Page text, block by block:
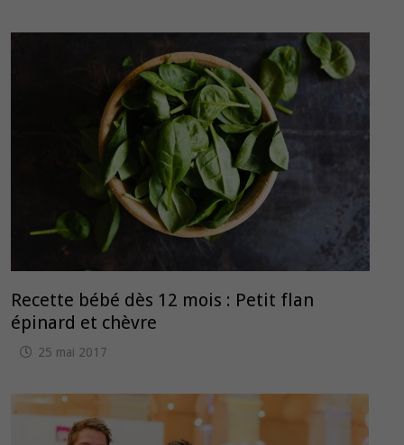
Recette bébé dès 12 mois : Petit flan
épinard et chèvre
25 mai 2017